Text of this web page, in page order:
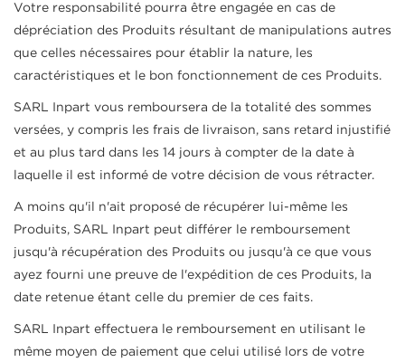
Votre responsabilité pourra être engagée en cas de
dépréciation des Produits résultant de manipulations autres
que celles nécessaires pour établir la nature, les
caractéristiques et le bon fonctionnement de ces Produits.
SARL Inpart vous remboursera de la totalité des sommes
versées, y compris les frais de livraison, sans retard injustifié
et au plus tard dans les 14 jours à compter de la date à
laquelle il est informé de votre décision de vous rétracter.
A moins qu'il n'ait proposé de récupérer lui-même les
Produits, SARL Inpart peut différer le remboursement
jusqu'à récupération des Produits ou jusqu'à ce que vous
ayez fourni une preuve de l'expédition de ces Produits, la
date retenue étant celle du premier de ces faits.
SARL Inpart effectuera le remboursement en utilisant le
même moyen de paiement que celui utilisé lors de votre
MES LISTES D'ENVIES
((MODALTITLE))
((confirmMessage))
CRÉER UNE LISTE D'ENVIES
NOM DE LA LISTE D'ENVIES
CONNEXION
Vous devez être connecté pour ajouter des produits
à votre liste d'envies.